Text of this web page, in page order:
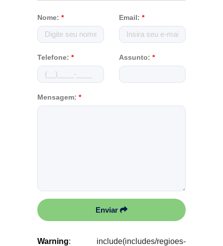
Nome: * Email: *
Telefone: * Assunto: *
Mensagem: *
Enviar
Warning: include(includes/regioes-